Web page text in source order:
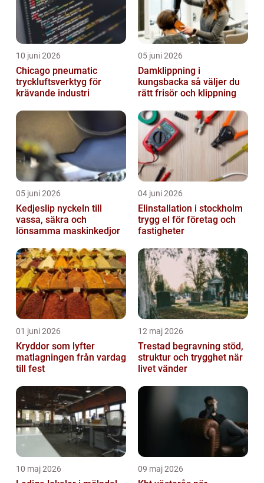
10 juni 2026
Chicago pneumatic
tryckluftsverktyg för
krävande industri
05 juni 2026
Damklippning i
kungsbacka så väljer du
rätt frisör och klippning
05 juni 2026
Kedjeslip nyckeln till
vassa, säkra och
lönsamma maskinkedjor
04 juni 2026
Elinstallation i stockholm
trygg el för företag och
fastigheter
01 juni 2026
Kryddor som lyfter
matlagningen från vardag
till fest
12 maj 2026
Trestad begravning stöd,
struktur och trygghet när
livet vänder
10 maj 2026 09 maj 2026